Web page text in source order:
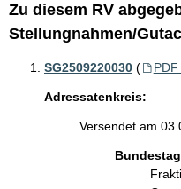
Zu diesem RV
Stellungnahmen/
SG2509220030 (
Adressatenkreis:
Versendet am
Bundestag